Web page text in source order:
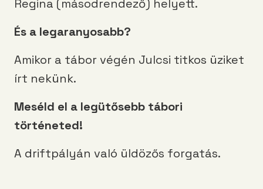
Regina (másodrendező) helyett.
És a legaranyosabb?
Amikor a tábor végén Julcsi titkos üziket
írt nekünk.
Meséld el a legütősebb tábori
történeted!
A driftpályán való üldözős forgatás.